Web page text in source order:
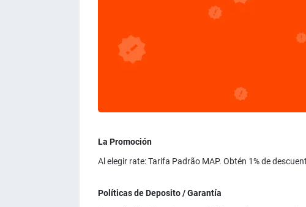
La Promoción
Al elegir rate: Tarifa Padrão MAP. Obtén 1% de
Políticas de Deposito / Garantía